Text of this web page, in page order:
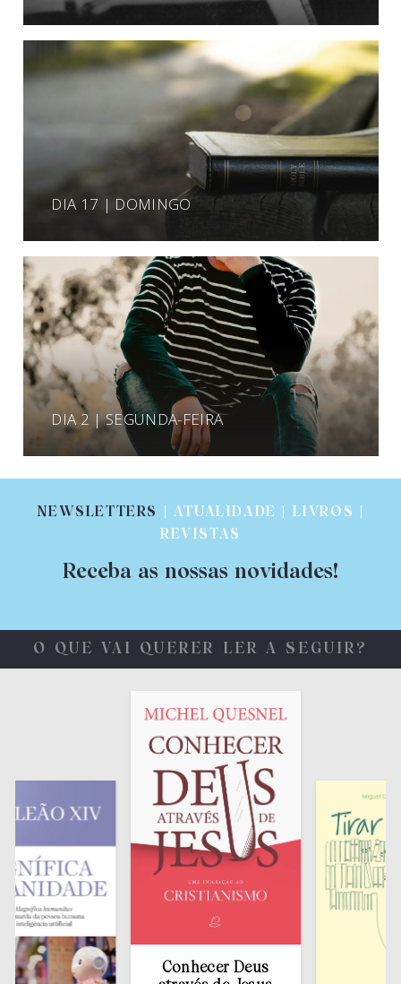
DIA 17 | DOMINGO
DIA 2 | SEGUNDA-FEIRA
NEWSLETTERS
| ATUALIDADE | LIVROS |
REVISTAS
Receba as nossas novidades!
O QUE VAI QUERER LER A SEGUIR?
Conhecer Deus